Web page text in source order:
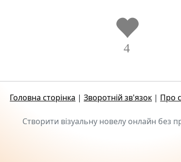
4
Головна сторінка |Зворотній зв'язок | Про
Створити візуальну новелу онлайн без